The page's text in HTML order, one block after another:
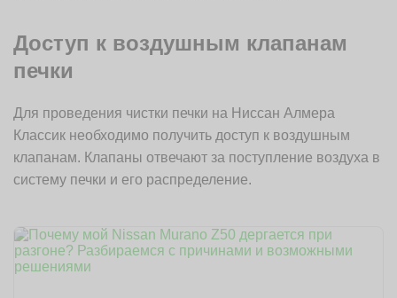
Доступ к воздушным клапанам
печки
Для проведения чистки печки на Ниссан Алмера
Классик необходимо получить доступ к воздушным
клапанам. Клапаны отвечают за поступление воздуха в
систему печки и его распределение.